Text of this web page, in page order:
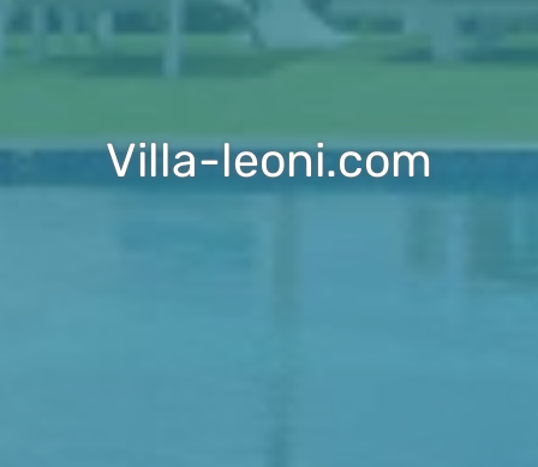
Villa-leoni.com